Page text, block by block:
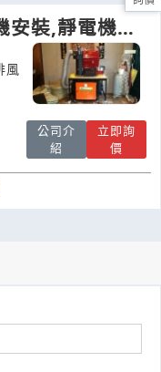
安裝,靜電機保
風
公司介
紹
立即詢
價